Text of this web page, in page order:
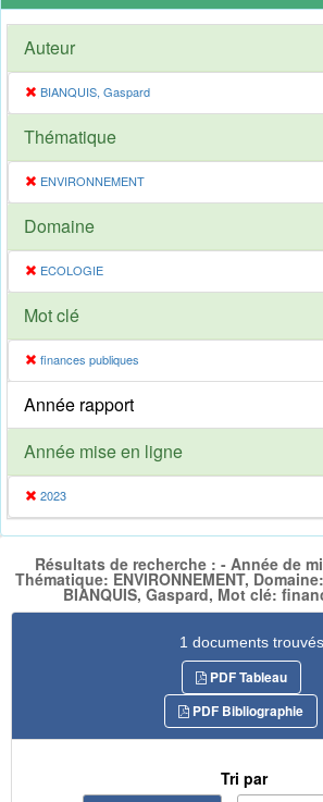
Auteur
BIANQUIS, Gaspard
Thématique
ENVIRONNEMENT
Domaine
ECOLOGIE
Mot clé
finances publiques
Année rapport
Année mise en ligne
2023
Résultats de recherche : - Année de
Thématique: ENVIRONNEMENT,
BIANQUIS, Gaspard, Mot clé:
1 documents trouvés
PDF Tableau
PDF Bibliographie
Tri par